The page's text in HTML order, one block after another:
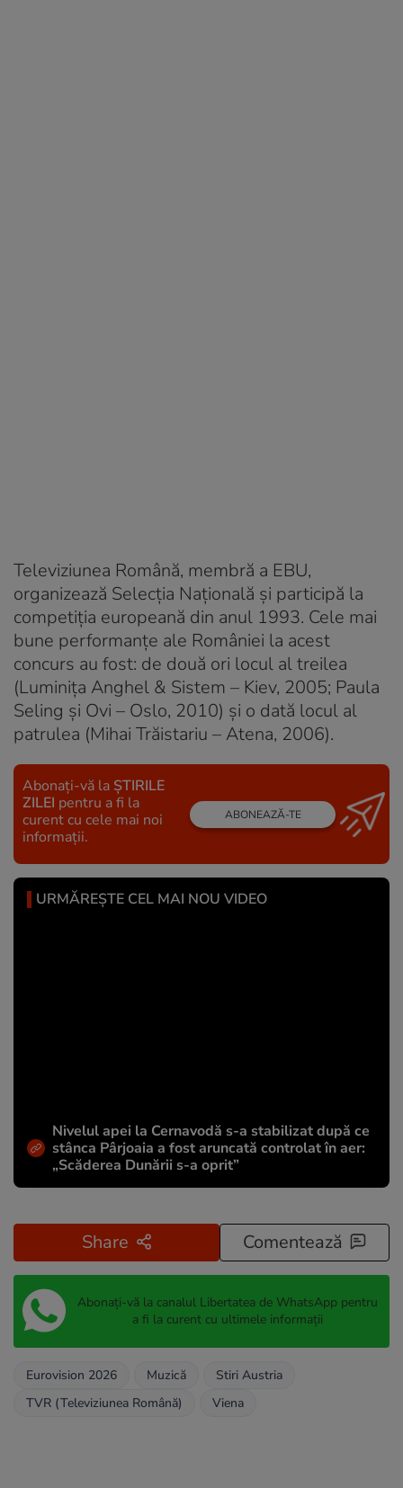
Televiziunea Română, membră a EBU,
organizează Selecția Națională și participă la
competiția europeană din anul 1993. Cele mai
bune performanțe ale României la acest
concurs au fost: de două ori locul al treilea
(Luminița Anghel & Sistem – Kiev, 2005; Paula
Seling și Ovi – Oslo, 2010) și o dată locul al
patrulea (Mihai Trăistariu – Atena, 2006).
Abonați-vă la ȘTIRILE
ZILEI pentru a fi la
curent cu cele mai noi
informații.
ABONEAZĂ-TE
URMĂREȘTE CEL MAI NOU VIDEO
Nivelul apei la Cernavodă s-a stabilizat după ce
stânca Pârjoaia a fost aruncată controlat în aer:
„Scăderea Dunării s-a oprit”
Share Comentează
Abonați-vă la canalul Libertatea de WhatsApp pentru
a fi la curent cu ultimele informații
Eurovision 2026 Muzică
Stiri Austria
TVR (Televiziunea Română)
Viena